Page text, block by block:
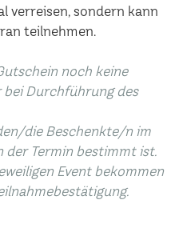
verreisen, sondern kann
teilnehmen.
noch keine
Durchführung des
die Beschenkte/n im
der Termin bestimmt ist.
Event bekommen